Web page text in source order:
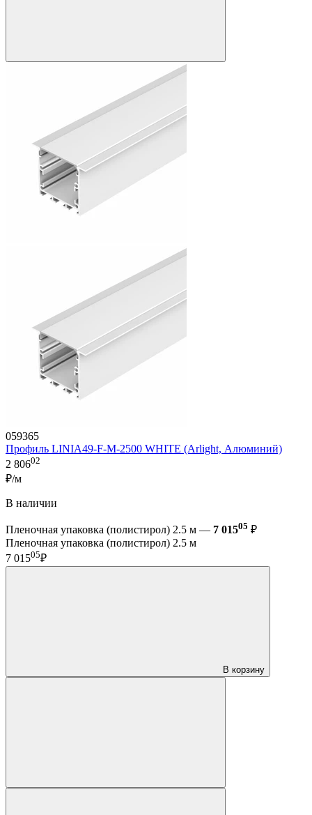
059365
Профиль LINIA49-F-M-2500 WHITE (Arlight, Алюминий)
2 80602
₽/м
В наличии
Пленочная упаковка (полистирол) 2.5 м — 7 01505 ₽
Пленочная упаковка (полистирол) 2.5 м
7 01505₽
В корзину